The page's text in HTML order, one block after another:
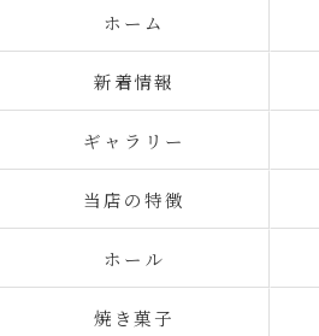
ホーム
新着情報
ギャラリー
当店の特徴
ホール
焼き菓子